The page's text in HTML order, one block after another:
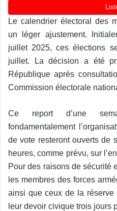
Le calendrier électoral des
un léger ajustement.
juillet 2025, ces élections
juillet. La décision a été
République après
Commission électorale
Ce report d’une
fondamentalement
de vote resteront ouverts de
heures, comme prévu, sur
Pour des raisons de sécurité
les membres des forces
ainsi que ceux de la réserve
leur devoir civique trois jours